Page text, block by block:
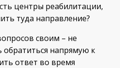
центры реабилитации,
туда направление?
своим – не
обратиться напрямую к
ответ во время